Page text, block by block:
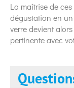
La maîtrise de
dégustation en
verre devient
pertinente avec